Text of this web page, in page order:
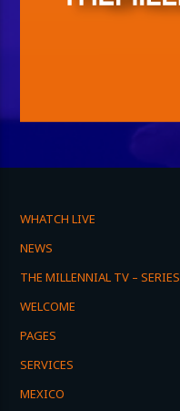
WHATCH LIVE
NEWS
THE MILLENNIAL TV – SERIES
WELCOME
PAGES
SERVICES
MEXICO